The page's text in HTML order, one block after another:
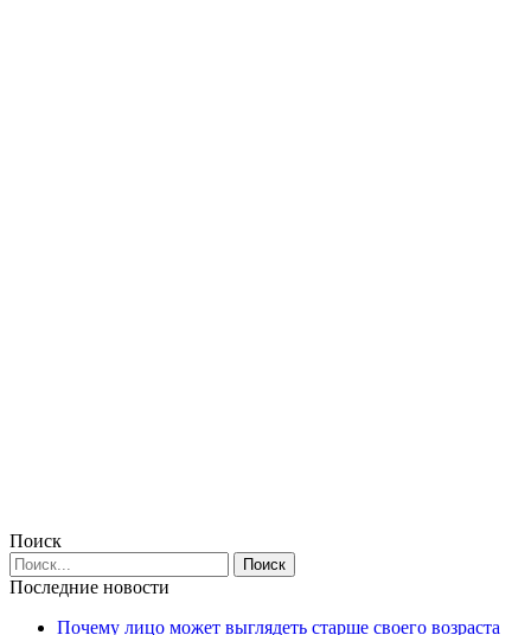
Поиск
Последние новости
Почему лицо может выглядеть старше своего возраста